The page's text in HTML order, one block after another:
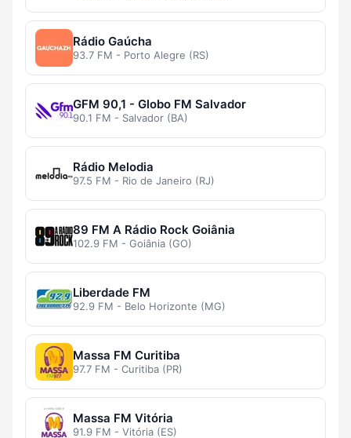
Rádio Gaúcha
93.7 FM - Porto Alegre (RS)
GFM 90,1 - Globo FM Salvador
90.1 FM - Salvador (BA)
Rádio Melodia
97.5 FM - Rio de Janeiro (RJ)
89 FM A Rádio Rock Goiânia
102.9 FM - Goiânia (GO)
Liberdade FM
92.9 FM - Belo Horizonte (MG)
Massa FM Curitiba
97.7 FM - Curitiba (PR)
Massa FM Vitória
91.9 FM - Vitória (ES)